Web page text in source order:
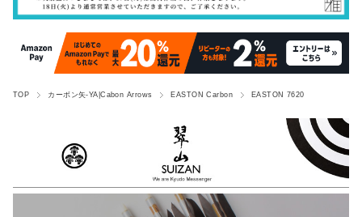
TOP カーボン矢-YA|Cabon Arrows EASTON Carbon EASTON 7620